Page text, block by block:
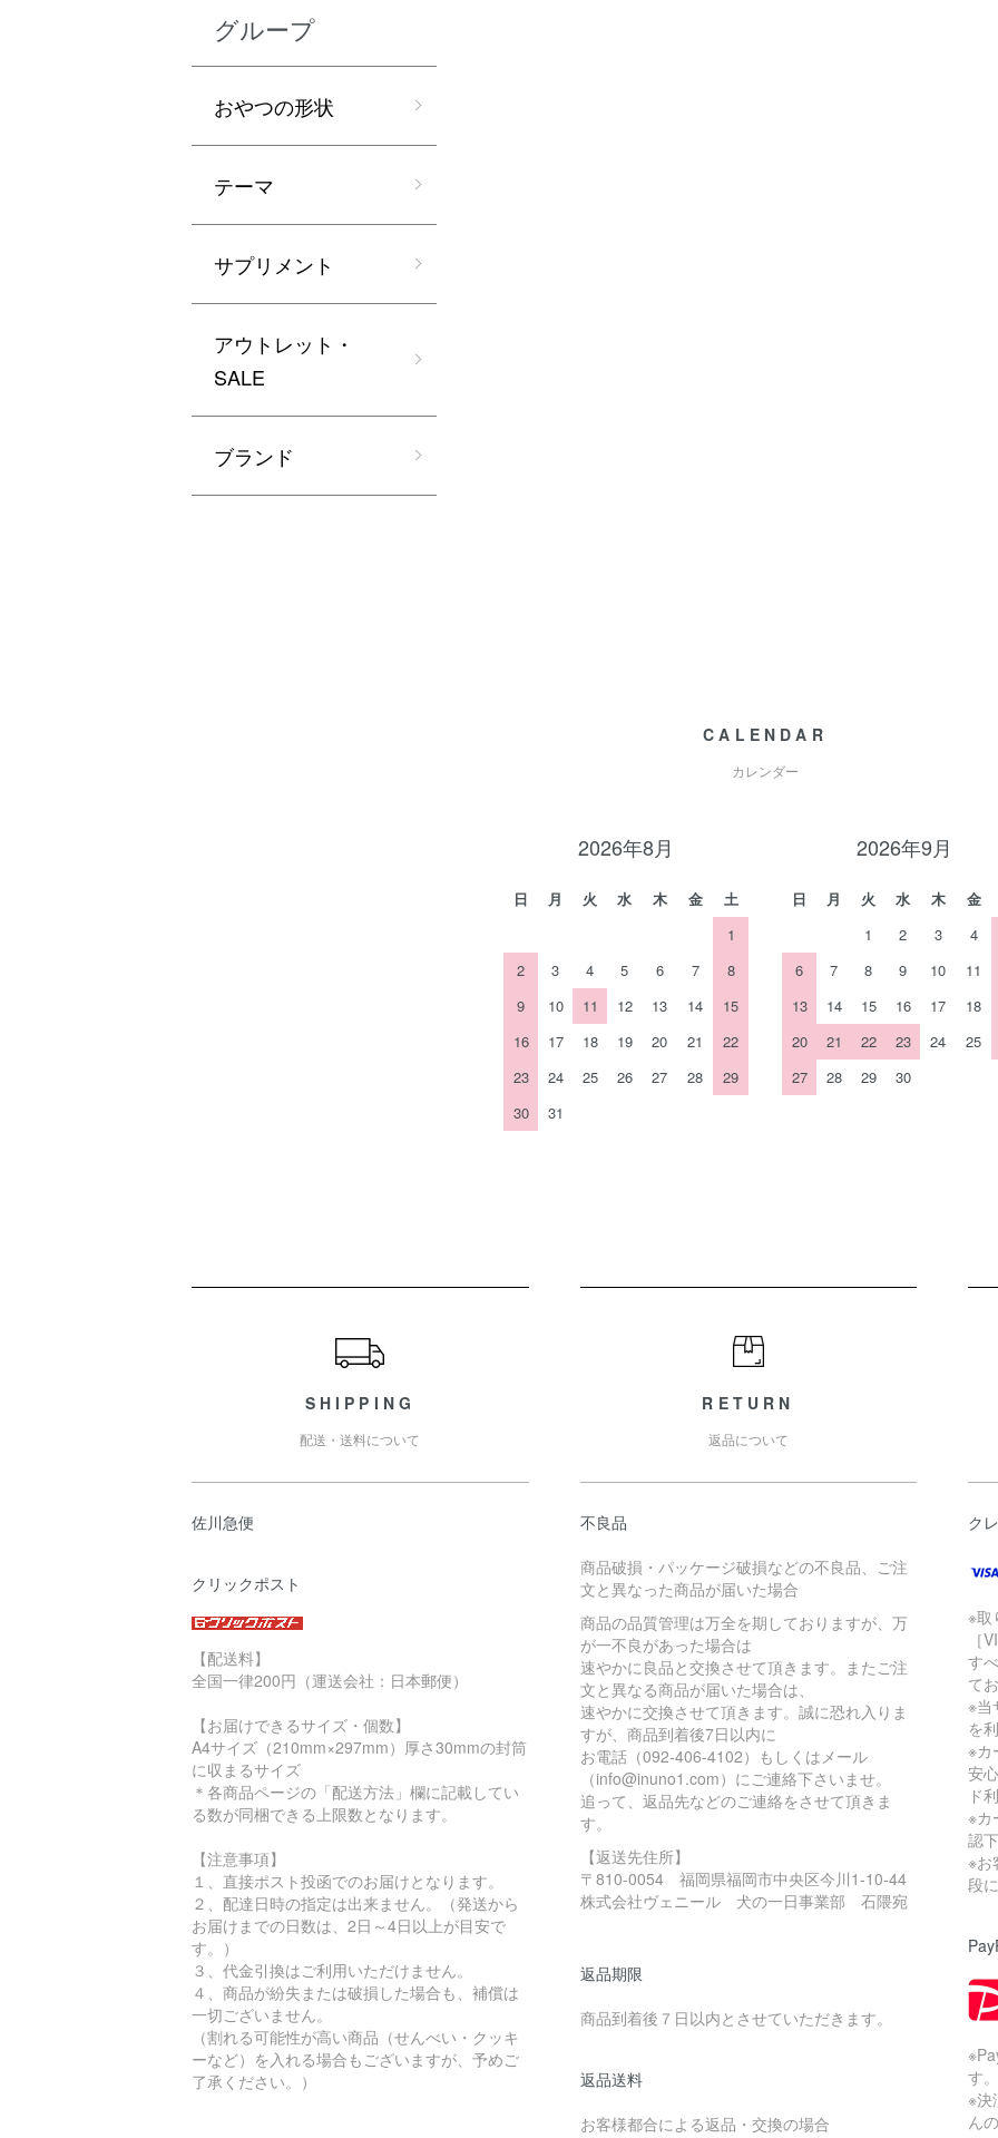
グループ
おやつの形状
テーマ
サプリメント
アウトレット・
SALE
ブランド
CALENDAR
カレンダー
2026年8月
日 月 火 水 木 金
土
1
2
3 4 5 6 7
8
9
10 11 12 13 14
15
16
17 18 19 20 21
22
23
24 25 26 27 28
29
30
31
2026年9月
日 月 火 水 木 金
1
2 3 4
6
7 8 9 10 11
13
14 15 16 17 18
20
21 22 23 24 25
27
28 29 30
SHIPPING
配送・送料について
佐川急便
クリックポスト
【配送料】
全国一律200円（運送会社：日本郵便）
【お届けできるサイズ・個数】
A4サイズ（210mm×297mm）厚さ30mmの封筒
に収まるサイズ
＊各商品ページの「配送方法」欄に記載してい
る数が同梱できる上限数となります。
【注意事項】
１、直接ポスト投函でのお届けとなります。
２、配達日時の指定は出来ません。（発送から
お届けまでの日数は、2日～4日以上が目安で
す。）
３、代金引換はご利用いただけません。
４、商品が紛失または破損した場合も、補償は
一切ございません。
（割れる可能性が高い商品（せんべい・クッキ
ーなど）を入れる場合もございますが、予めご
了承ください。）
RETURN
返品について
不良品
商品破損・パッケージ破損などの不良品、ご注
文と異なった商品が届いた場合
商品の品質管理は万全を期しておりますが、万
が一不良があった場合は
速やかに良品と交換させて頂きます。またご注
文と異なる商品が届いた場合は、
速やかに交換させて頂きます。誠に恐れ入りま
すが、商品到着後7日以内に
お電話（092-406-4102）もしくはメール
（info@inuno1.com）にご連絡下さいませ。
追って、返品先などのご連絡をさせて頂きま
す。
【返送先住所】
〒810-0054 福岡県福岡市中央区今川1-10-44
株式会社ヴェニール 犬の一日事業部 石隈宛
返品期限
商品到着後７日以内とさせていただきます。
返品送料
お客様都合による返品・交換の場合
ク
※取
［
す
て
※当
を
※カ
安
ド
※カ
認
※お
段
す。
※決
ん